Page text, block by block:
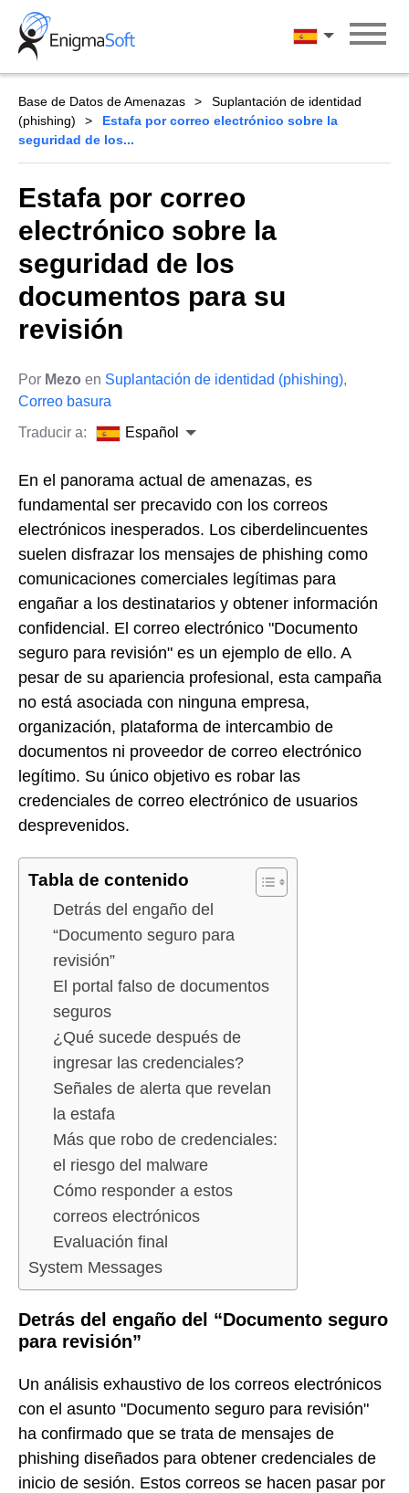
Skip
content
Español
Base de Datos de Amenazas
Suplantación de identidad
(phishing)
Estafa por correo electrónico sobre la
seguridad de los...
Estafa por correo
electrónico sobre la
seguridad de los
documentos para su
revisión
Por Mezo en Suplantación de identidad (phishing),
Correo basura
Traducir a:
Español
En el panorama actual de amenazas, es
fundamental ser precavido con los correos
electrónicos inesperados. Los ciberdelincuentes
suelen disfrazar los mensajes de phishing como
comunicaciones comerciales legítimas para
engañar a los destinatarios y obtener información
confidencial. El correo electrónico "Documento
seguro para revisión" es un ejemplo de ello. A
pesar de su apariencia profesional, esta campaña
no está asociada con ninguna empresa,
organización, plataforma de intercambio de
documentos ni proveedor de correo electrónico
legítimo. Su único objetivo es robar las
credenciales de correo electrónico de usuarios
desprevenidos.
Tabla de contenido
Detrás del engaño del
“Documento seguro para
revisión”
El portal falso de documentos
seguros
¿Qué sucede después de
ingresar las credenciales?
Señales de alerta que revelan
la estafa
Más que robo de credenciales:
el riesgo del malware
Cómo responder a estos
correos electrónicos
Evaluación final
System Messages
Detrás del engaño del “Documento seguro
para revisión”
Un análisis exhaustivo de los correos electrónicos
con el asunto "Documento seguro para revisión"
ha confirmado que se trata de mensajes de
phishing diseñados para obtener credenciales de
inicio de sesión. Estos correos se hacen pasar por